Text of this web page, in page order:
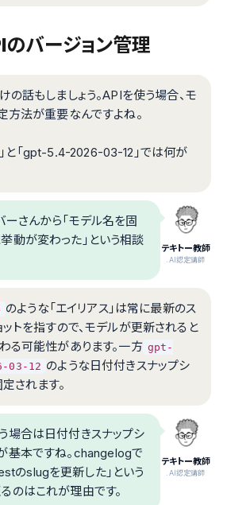
バージョン管理
の話もしましょう。APIを使う場合、モ
方法が重要なんですよね。
と「gpt-5.4-2026-03-12」では何が
テキトー教師
.AI認定講師
ーさんから「モデル名を固
動が変わった」という相談
のような「エイリアス」は常に最新のス
ットを指すので、モデルが更新されると
る可能性があります。一方 gpt-
03-12 のような日付付きスナップシ
されます。
テキトー教師
.AI認定講師
場合は日付付きスナップシ
基本ですね。changelogで
のslugを更新した」という
のはこれが理由です。